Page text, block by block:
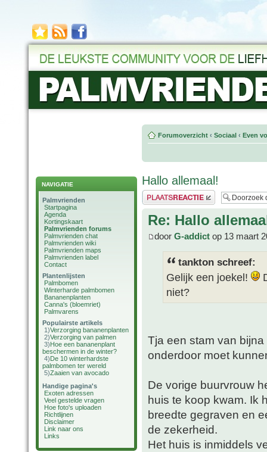
NAVIGATIE
Palmvrienden
Startpagina
Agenda
Kortingskaart
Palmvrienden forums
Palmvrienden chat
Palmvrienden wiki
Palmvrienden maps
Palmvrienden label
Contact
Plantenlijsten
Palmbomen
Winterharde palmbomen
Bananenplanten
Canna's (bloemriet)
Palmvarens
Populairste artikels
1)Verzorging bananenplanten
2)Verzorging van palmen
3)Hoe een bananenplant
beschermen in de winter?
4)De 10 winterhardste
palmbomen ter wereld
5)Zaaien van avocado
Handige pagina's
Exoten adressen
Veel gestelde vragen
Hoe foto's uploaden
Richtlijnen
Disclaimer
Link naar ons
Links
Forumoverzicht ‹ Sociaal ‹ Even
Hallo allemaal!
Plaats een reactie
Re: Hallo
door G-addict op 13 maart
tankton schreef:
Gelijk een joekel!
niet?
Tja een stam van
onderdoor moet
De vorige buurvrouw
huis te koop kwam. Ik
breedte gegraven en
de zekerheid.
Het huis is inmiddels